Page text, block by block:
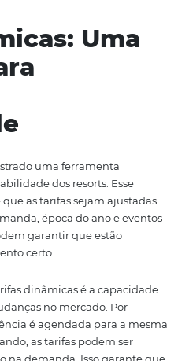
do check-in digital é a
pelos hóspedes pode
informações valiosas
Esses dados podem ser
e comodidades
check-in digital pode
os resorts. Com a redução
a diminuição do tempo de
maneira mais eficiente e
um futuro mais verde e